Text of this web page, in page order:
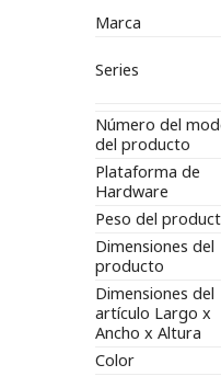
Marca
Series
Número del
del producto
Plataforma de
Hardware
Peso del
Dimensiones del
producto
Dimensiones del
artículo Largo x
Ancho x Altura
Color